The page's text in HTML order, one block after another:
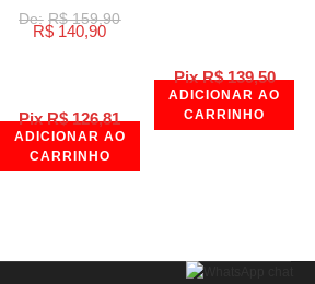
Pix R$126,81
R$159,90
R$ 140,90
ADICIONAR AO
CARRINHO
Pix R$139,50
ADICIONAR AO
CARRINHO